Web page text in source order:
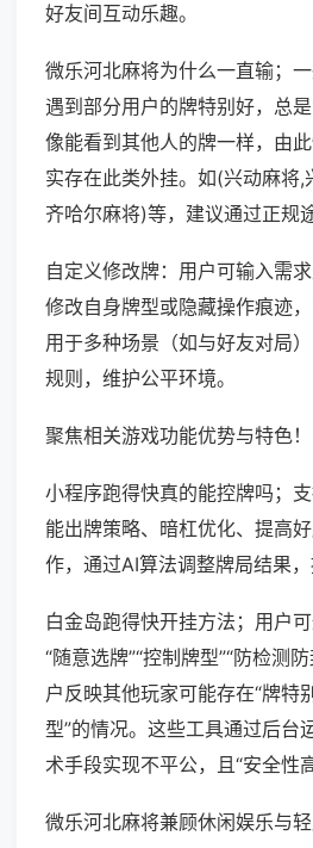
好友间互动乐趣。
微乐河北麻将为什么一直输；
遇到部分用户的牌特别好，总
像能看到其他人的牌一样，由
实存在此类外挂。如(兴动麻将,
齐哈尔麻将)等，建议通过正规
自定义修改牌：用户可输入需
修改自身牌型或隐藏操作痕迹
用于多种场景（如与好友对局
规则，维护公平环境。
聚焦相关游戏功能优势与特色！
小程序跑得快真的能控牌吗；
能出牌策略、暗杠优化、提高
作，通过AI算法调整牌局结果，
白金岛跑得快开挂方法；用户
“随意选牌”“控制牌型”“防检测
户反映其他玩家可能存在“牌特
型”的情况。这些工具通过后台
术手段实现不平公，且“安全性高
微乐河北麻将兼顾休闲娱乐与